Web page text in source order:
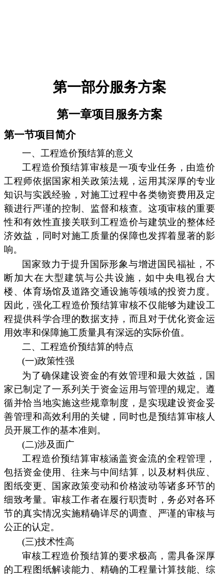
第一部分服务方案
第一章项目服务方案
第一节项目简介
一、工程造价预结算的意义
工程造价预结算审核是一项专业任务，由造价
工程师依据国家相关政策法规，运用其深厚的专业
知识与实践经验，对施工过程中各类物资费用及定
额进行严谨的控制、监督和核查。这项审核的重要
性和有效性直接关联到工程造价与建筑业的整体经
济效益，同时对施工质量的保障也发挥着显著的影
响。
国家致力于提升国际形象与增进国民福祉，不
断加大在大型建筑与公共设施，如中央电视台大
楼、体育场馆及道路交通设施等领域的投资力度。
因此，强化工程造价预结算审核不仅能够为建设工
程提供科学合理的数据支持，而且对于优化资金运
用效率和保障施工质量具有深远的实际价值。
二、工程造价预结算的特点
(一)政策性强
为了确保建设资金的有效管理和最大效益，国
家已制定了一系列关于资金运用与管理的规定。遵
循并恰当地实施这些规章制度，是实现建设资金妥
善管理和高效利用的关键，同时也是预结算审核人
员开展工作的基本准则。
(二)涉及面广
工程造价预结算审核涵盖资金流的全程管理，
包括资金使用、往来与中间结算，以及材料供应、
图纸变更、国家政策变动和价格波动等诸多环节的
细致考量。审核工作者在履行职责时，务必对各环
节的真实情况实施精确详尽的调查、严谨的审核与
公正的认定。
(三)技术性高
审核工程造价预结算的要求极高，需具备深厚
的工程图纸解读能力、精确的工程量计算技能、综